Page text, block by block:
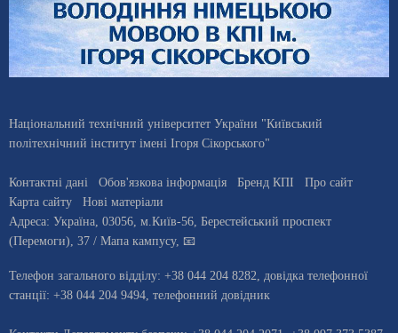
Національний технічний університет України "Київський
політехнічний інститут імені Ігоря Сікорського"
Контактні дані Обов'язкова інформація Бренд КПІ
Про сайт
Карта сайту
Нові матеріали
Адреса: Україна 03056 , м. Київ-56, Берестейський проспект
(Перемоги), 37 / Мапа кампусу, 📧
Телефон загального відділу: +38 044 204 8282 , довiдка телефонної
станцiї: +38 044 204 9494 телефонний довідник